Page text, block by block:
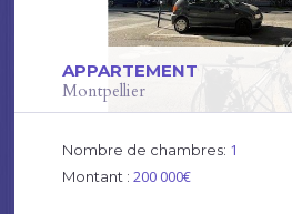
APPARTEMENT
Montpellier
Nombre de chambres: 1
Montant : 200 000€